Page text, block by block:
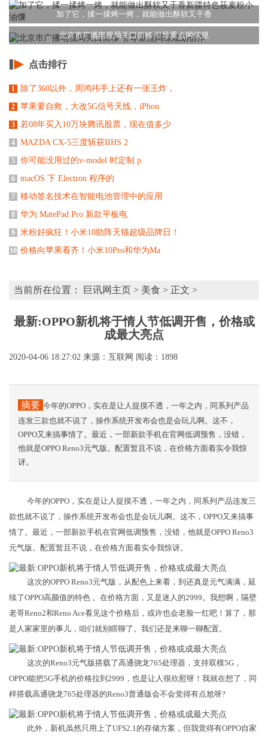
加了它，揉一揉烤一烤，就能做出酥软又干香
北京市广播电视局关口前移 引导重点网综规
点击排行
1 除了360以外，周鸿祎手上还有一张王炸，
2 苹果要自救，大改5G信号天线，iPhon
3 若08年买入10万块腾讯股票，现在值多少
4 MAZDA CX-5三度斩获IIHS 2
5 你可能没用过的v-model 时定制 p
6 macOS 下 Electron 程序的
7 移动签名技术在智能电池管理中的应用
8 华为 MatePad Pro 新款平板电
9 米粉好疯狂！小米10助阵天猫超级品牌日！
10 价格向苹果看齐！小米10Pro和华为Ma
当前所在位置： 巨讯网主页 > 美食 > 正文 >
最新:OPPO新机将于情人节低调开售，价格或
成最大亮点
2020-04-06 18:27:02 来源：互联网 阅读：1898
摘要 今年的OPPO，实在是让人捉摸不透，一年之内，同系列产品
连发三款也就不说了，操作系统开发布会也是会玩儿啊。这不，
OPPO又来搞事情了。最近，一部新款手机在官网低调预售，没错，
他就是OPPO Reno3元气版。配置暂且不说，在价格方面着实令我惊
讶。
今年的OPPO，实在是让人捉摸不透，一年之内，同系列产品连发三
款也就不说了，操作系统开发布会也是会玩儿啊。这不，OPPO又来搞事
情了。最近，一部新款手机在官网低调预售，没错，他就是OPPO Reno3
元气版。配置暂且不说，在价格方面着实令我惊讶。
这次的OPPO Reno3元气版，从配色上来看，到还真是元气满满，延
续了OPPO高颜值的特色 。在价格方面，又是迷人的2999。我想啊，隔壁
老哥Reno2和Reno Ace看见这个价格后，或许也会老脸一红吧！算了，那
是人家家里的事儿，咱们就别瞎聊了。我们还是来聊一聊配置。
这次的Reno3元气版搭载了高通骁龙765处理器，支持双模5G，
OPPO能把5G手机的价格拉到2999，也是让人很欣慰呀！我就在想了，同
样搭载高通骁龙765处理器的Reno3普通版会不会觉得有点尬呀?
此外，新机虽然只用上了UFS2.1的存储方案，但我觉得有OPPO自家